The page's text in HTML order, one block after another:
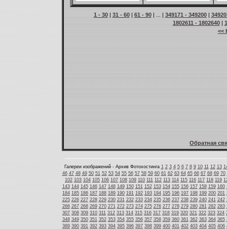
1 - 30| 31 - 60| 61 - 90| ... | 349171 - 349200|
1802611 - 1802640|
<<
Обратная
Галереи изображений - Архив Фотохостинга 1 2 3 4 5 6 7 8 9 10 11 12 13
46 47 48 49 50 51 52 53 54 55 56 57 58 59 60 61 62 63 64 65 66 67 68 69 70
102 103 104 105 106 107 108 109 110 111 112 113 114 115 116 117 118 119
143 144 145 146 147 148 149 150 151 152 153 154 155 156 157 158 159 160
184 185 186 187 188 189 190 191 192 193 194 195 196 197 198 199 200 201
225 226 227 228 229 230 231 232 233 234 235 236 237 238 239 240 241 242
266 267 268 269 270 271 272 273 274 275 276 277 278 279 280 281 282 283
307 308 309 310 311 312 313 314 315 316 317 318 319 320 321 322 323 324
348 349 350 351 352 353 354 355 356 357 358 359 360 361 362 363 364 365
389 390 391 392 393 394 395 396 397 398 399 400 401 402 403 404 405 406